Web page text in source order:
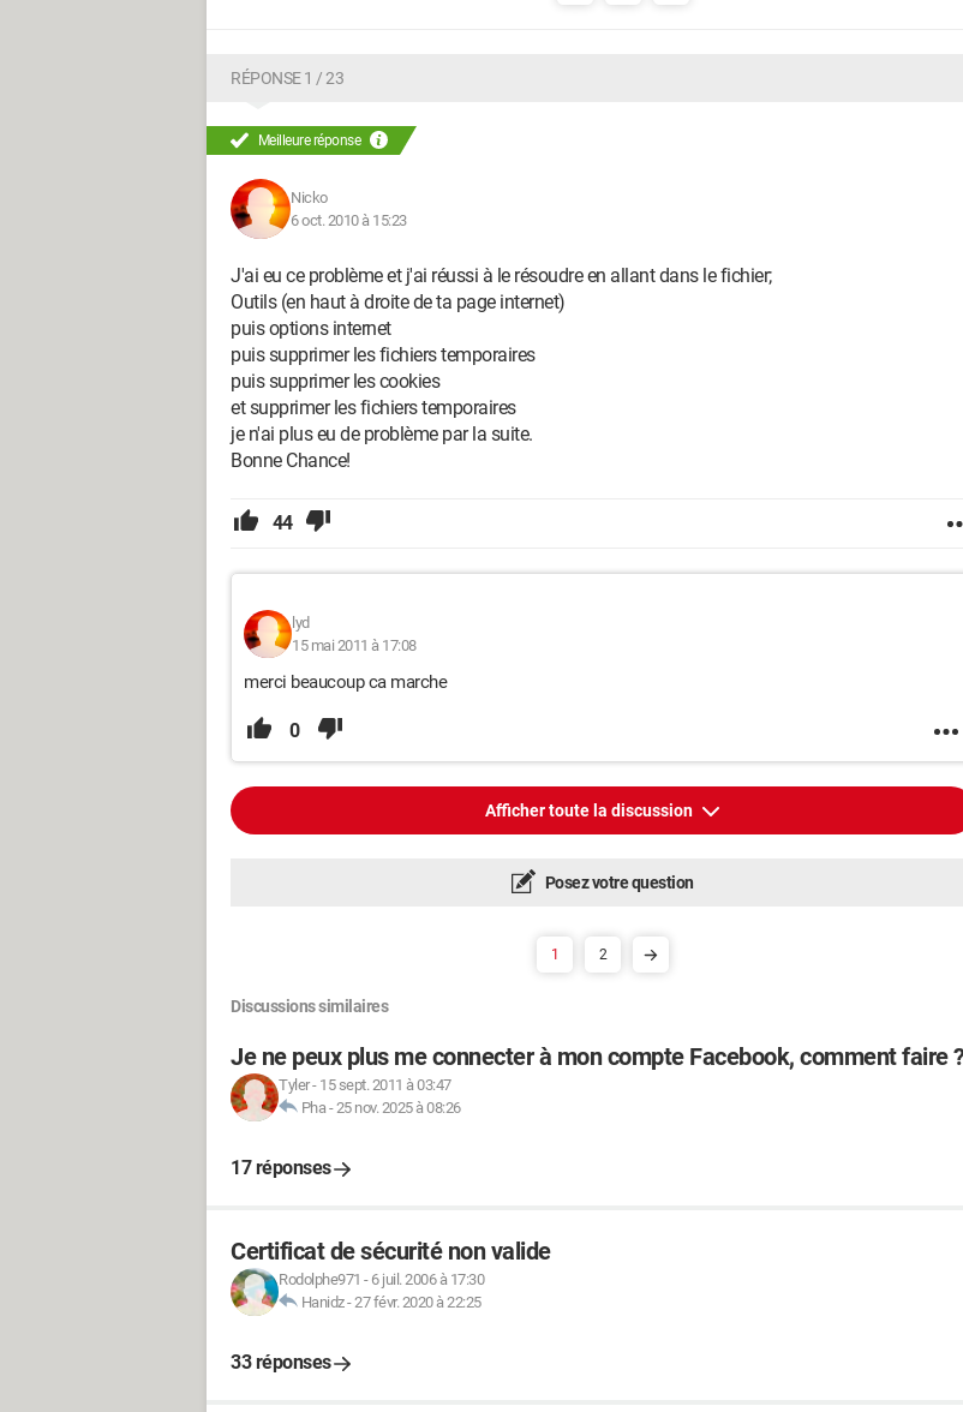
RÉPONSE 1 / 23
Meilleure réponse
Nicko
6 oct. 2010 à 15:23
J'ai eu ce problème et j'ai réussi à le résoudre en allant dans le fichier;
Outils (en haut à droite de ta page internet)
puis options internet
puis supprimer les fichiers temporaires
puis supprimer les cookies
et supprimer les fichiers temporaires
je n'ai plus eu de problème par la suite.
Bonne Chance!
44
lyd
15 mai 2011 à 17:08
merci beaucoup ca marche
0
Afficher toute la discussion
Posez votre question
1 2
Discussions similaires
Je ne peux plus me connecter à mon compte Facebook, comment faire
Tyler- 15 sept. 2011 à 03:47
Pha-25 nov. 2025 à 08:26
17 réponses
Certificat de sécurité non valide
Rodolphe971 - 6 juil. 2006 à 17:30
Hanidz-27 févr. 2020 à 22:25
33 réponses